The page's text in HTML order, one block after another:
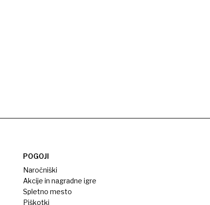
POGOJI
Naročniški
Akcije in nagradne igre
Spletno mesto
Piškotki